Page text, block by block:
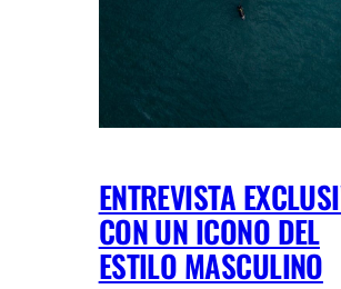
ENTREVISTA
CON UN ICONO DEL
ESTILO MASCULINO